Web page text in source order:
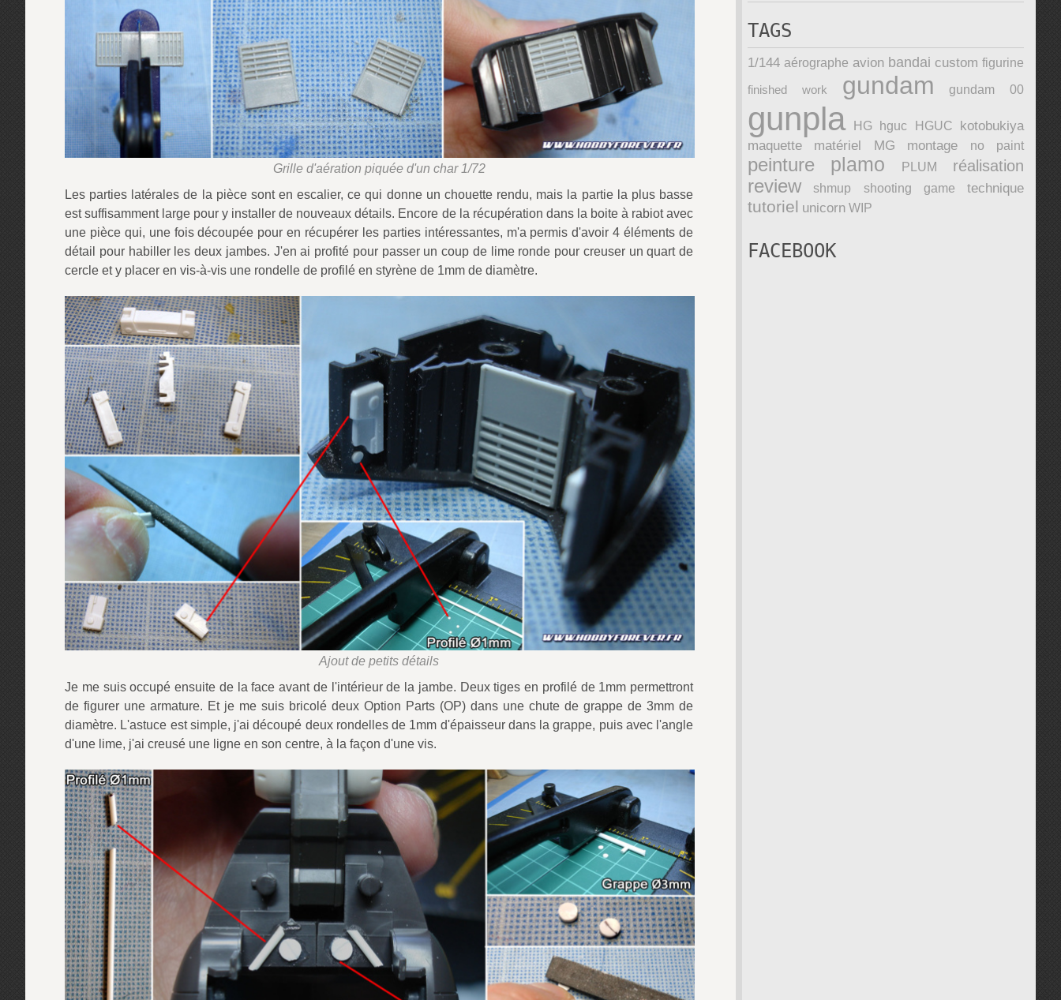
Grille d'aération piquée d'un char 1/72
Les parties latérales de la pièce sont en escalier, ce qui donne un chouette rendu, mais la partie la plus basse
est suffisamment large pour y installer de nouveaux détails. Encore de la récupération dans la boite à rabiot avec
une pièce qui, une fois découpée pour en récupérer les parties intéressantes, m'a permis d'avoir 4 éléments de
détail pour habiller les deux jambes. J'en ai profité pour passer un coup de lime ronde pour creuser un quart de
cercle et y placer en vis-à-vis une rondelle de profilé en styrène de 1mm de diamètre.
Ajout de petits détails
Je me suis occupé ensuite de la face avant de l'intérieur de la jambe. Deux tiges en profilé de 1mm permettront
de figurer une armature. Et je me suis bricolé deux Option Parts (OP) dans une chute de grappe de 3mm de
diamètre. L'astuce est simple, j'ai découpé deux rondelles de 1mm d'épaisseur dans la grappe, puis avec l'angle
d'une lime, j'ai creusé une ligne en son centre, à la façon d'une vis.
TAGS
1/144 aérographe avion bandai custom figurine
finished work
gundam gundam 00
gunpla HG hguc HGUC
kotobukiya
maquette
matériel MG montage no paint
peinture plamo PLUM réalisation
review shmup shooting game technique
tutoriel unicorn WIP
FACEBOOK